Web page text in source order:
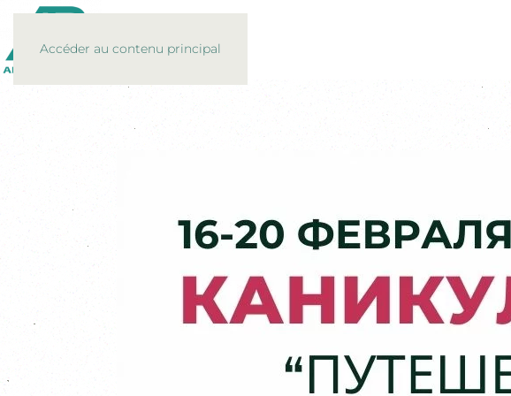
Accéder au contenu principal